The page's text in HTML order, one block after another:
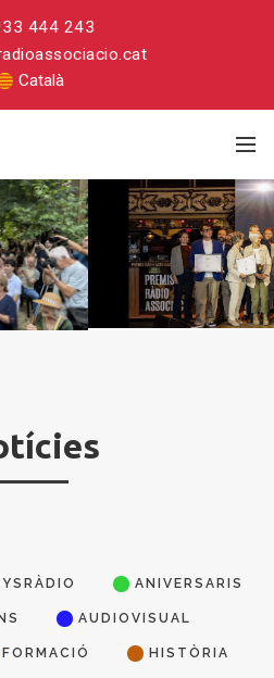
444 243
Català
ANIVERSARIS
AUDIOVISUAL
FORMACIÓ HISTÒRIA